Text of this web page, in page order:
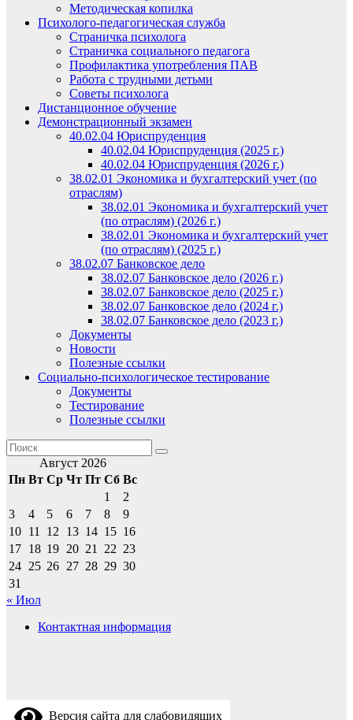
Методическая копилка
Психолого-педагогическая служба
Страничка психолога
Страничка социального педагога
Профилактика употребления ПАВ
Работа с трудными детьми
Советы психолога
Дистанционное обучение
Демонстрационный экзамен
40.02.04 Юриспруденция
40.02.04 Юриспруденция (2025 г.)
40.02.04 Юриспруденция (2026 г.)
38.02.01 Экономика и бухгалтерский учет (по
отраслям)
38.02.01 Экономика и бухгалтерский учет
(по отраслям) (2026 г.)
38.02.01 Экономика и бухгалтерский учет
(по отраслям) (2025 г.)
38.02.07 Банковское дело
38.02.07 Банковское дело (2026 г.)
38.02.07 Банковское дело (2025 г.)
38.02.07 Банковское дело (2024 г.)
38.02.07 Банковское дело (2023 г.)
Документы
Новости
Полезные ссылки
Социально-психологическое тестирование
Документы
Тестирование
Полезные ссылки
Август 2026
Пн Вт Ср Чт Пт Сб Вс
1
2
3
4 5 6 7 8
9
10 11 12 13 14 15 16
17 18 19 20 21 22 23
24 25 26 27 28 29 30
31
« Июл
Контактная информация
Версия сайта для слабовидящих